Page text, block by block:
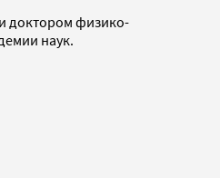
доктором физико-
наук.